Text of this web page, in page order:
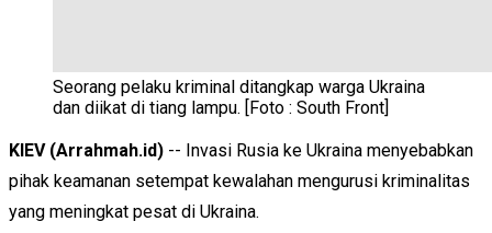
Seorang pelaku kriminal ditangkap warga Ukraina
dan diikat di tiang lampu. [Foto : South Front]
KIEV (Arrahmah.id) -- Invasi Rusia ke Ukraina menyebabkan
pihak keamanan setempat kewalahan mengurusi kriminalitas
yang meningkat pesat di Ukraina.